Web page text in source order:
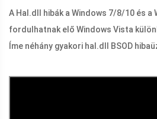
A Hal.dll
hibák a Windows 7/8/10 és a
fordulhatnak elő Windows Vista
Íme néhány gyakori hal.dll BSOD